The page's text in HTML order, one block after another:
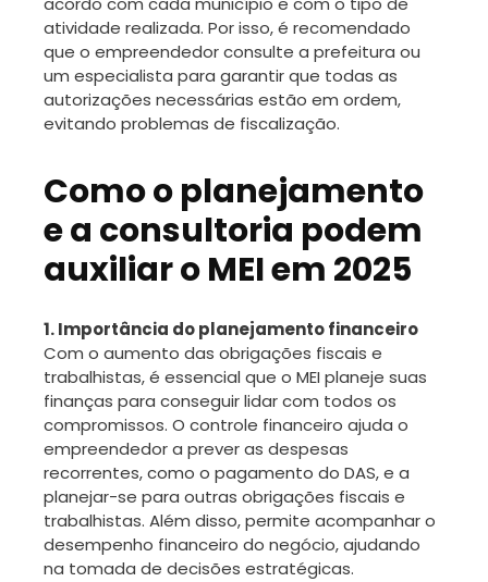
atividade realizada. Por isso, é recomendado
que o empreendedor consulte a prefeitura ou
um especialista para garantir que todas as
autorizações necessárias estão em ordem,
evitando problemas de fiscalização.
Como o planejamento
e a consultoria podem
auxiliar o MEI em 2025
1. Importância do planejamento financeiro
Com o aumento das obrigações fiscais e
trabalhistas, é essencial que o MEI planeje suas
finanças para conseguir lidar com todos os
compromissos. O controle financeiro ajuda o
empreendedor a prever as despesas
recorrentes, como o pagamento do DAS, e a
planejar-se para outras obrigações fiscais e
trabalhistas. Além disso, permite acompanhar o
desempenho financeiro do negócio, ajudando
na tomada de decisões estratégicas.